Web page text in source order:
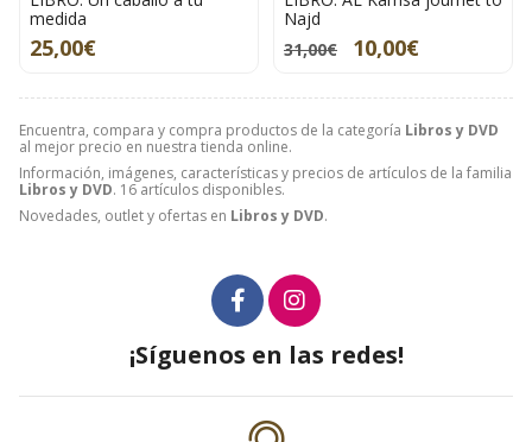
Encuentra, compara y compra productos de la categoría Libros y DVD
al mejor precio en nuestra tienda online.
Información, imágenes, características y precios de artículos de la familia
Libros y DVD. 16 artículos disponibles.
Novedades, outlet y ofertas en Libros y DVD.
medida
25,00€
Najd
31,00€
10,00€
¡Síguenos en las redes!